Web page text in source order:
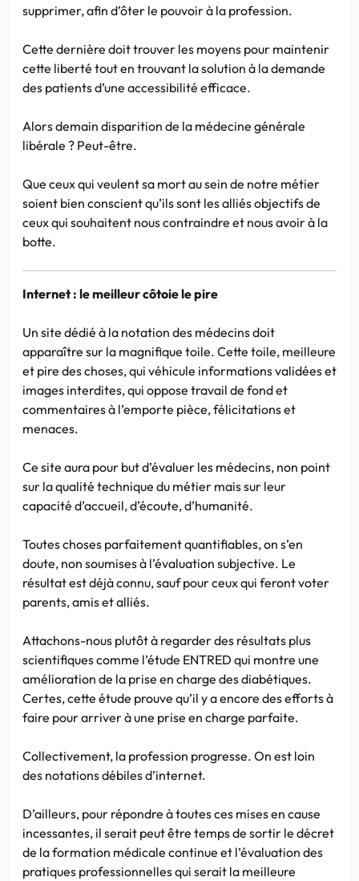
supprimer, afin d’ôter le pouvoir à la profession.
Cette dernière doit trouver les moyens pour maintenir
cette liberté tout en trouvant la solution à la demande
des patients d’une accessibilité efficace.
Alors demain disparition de la médecine générale
libérale ? Peut-être.
Que ceux qui veulent sa mort au sein de notre métier
soient bien conscient qu’ils sont les alliés objectifs de
ceux qui souhaitent nous contraindre et nous avoir à la
botte.
Internet : le meilleur côtoie le pire
Un site dédié à la notation des médecins doit
apparaître sur la magnifique toile. Cette toile, meilleure
et pire des choses, qui véhicule informations validées et
images interdites, qui oppose travail de fond et
commentaires à l’emporte pièce, félicitations et
menaces.
Ce site aura pour but d’évaluer les médecins, non point
sur la qualité technique du métier mais sur leur
capacité d’accueil, d’écoute, d’humanité.
Toutes choses parfaitement quantifiables, on s’en
doute, non soumises à l’évaluation subjective. Le
résultat est déjà connu, sauf pour ceux qui feront voter
parents, amis et alliés.
Attachons-nous plutôt à regarder des résultats plus
scientifiques comme l’étude ENTRED qui montre une
amélioration de la prise en charge des diabétiques.
Certes, cette étude prouve qu’il y a encore des efforts à
faire pour arriver à une prise en charge parfaite.
Collectivement, la profession progresse. On est loin
des notations débiles d’internet.
D’ailleurs, pour répondre à toutes ces mises en cause
incessantes, il serait peut être temps de sortir le décret
de la formation médicale continue et l’évaluation des
pratiques professionnelles qui serait la meilleure